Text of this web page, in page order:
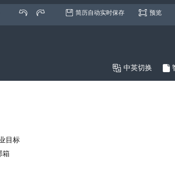
简历自动实时保存 预览
 中英切换